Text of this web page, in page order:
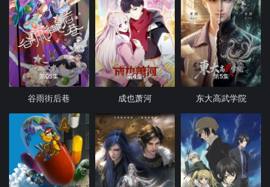
第05集
谷雨街后巷
第4集
成也萧河
第5集
东大高武学院